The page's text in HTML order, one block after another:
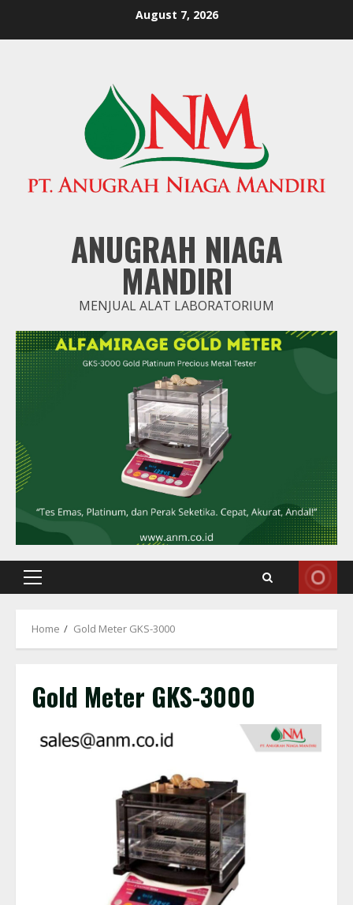
August 7, 2026
ANUGRAH NIAGA
MANDIRI
MENJUAL ALAT LABORATORIUM
Primary
Home Gold Meter GKS-3000
Gold Meter GKS-3000